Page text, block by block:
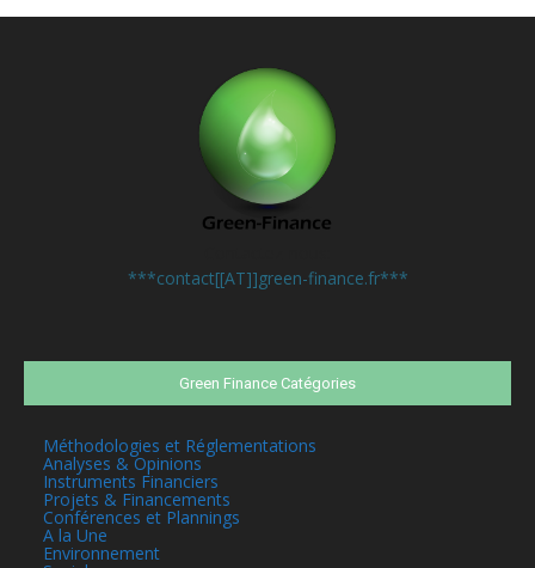
***contact[[AT]]green-finance.fr***
Green Finance Catégories
Méthodologies et Réglementations
Analyses & Opinions
Instruments Financiers
Projets & Financements
Conférences et Plannings
A la Une
Environnement